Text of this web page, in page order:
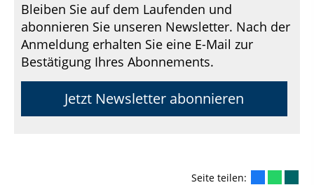
Bleiben Sie auf dem Laufenden und
abonnieren Sie unseren Newsletter. Nach der
Anmeldung erhalten Sie eine E-Mail zur
Bestätigung Ihres Abonnements.
Jetzt Newsletter abonnieren
Seite teilen: